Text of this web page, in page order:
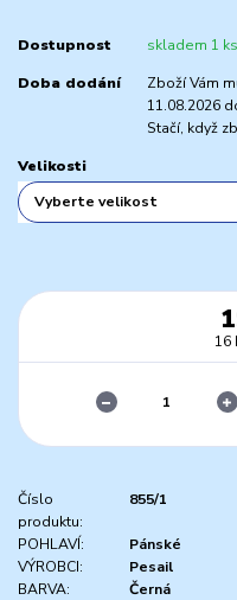
Dostupnost skladem 1 ks
Doba dodání
Zboží Vám
11.08.2026
Stačí, když
Velikosti
16
Číslo
produktu:
855/1
POHLAVÍ:
Pánské
VÝROBCI:
Pesail
BARVA:
Černá